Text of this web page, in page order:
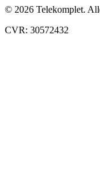
© 2026 Telekomplet.
CVR: 30572432